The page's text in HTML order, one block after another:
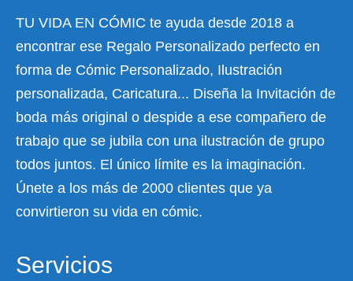
TU VIDA EN CÓMIC te ayuda desde 2018 a
encontrar ese Regalo Personalizado perfecto en
forma de Cómic Personalizado, Ilustración
personalizada, Caricatura... Diseña la Invitación de
boda más original o despide a ese compañero de
trabajo que se jubila con una ilustración de grupo
todos juntos. El único límite es la imaginación.
Únete a los más de 2000 clientes que ya
convirtieron su vida en cómic.
Servicios